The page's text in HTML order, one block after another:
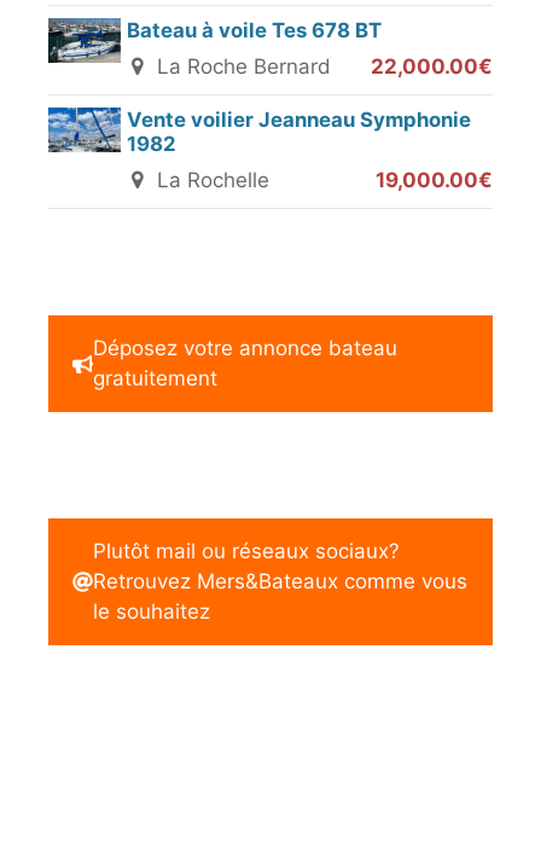
Bateau à voile Tes 678 BT
La Roche Bernard
22,000.00€
Vente voilier Jeanneau Symphonie
1982
La Rochelle
19,000.00€
Déposez votre annonce bateau
gratuitement
Plutôt mail ou réseaux sociaux?
Retrouvez Mers&Bateaux comme vous
le souhaitez